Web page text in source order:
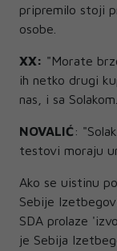
pripremilo stoji
osobe.
XX: "Morate
ih netko drugi
nas, i sa
NOVALIĆ :
testovi moraju
Ako se uistinu
Sebije
SDA prolaze
je Sebija